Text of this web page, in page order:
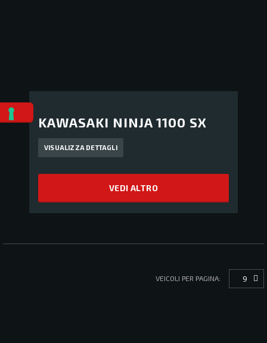
KAWASAKI NINJA 1100 SX
VISUALIZZA DETTAGLI
VEDI ALTRO
VEICOLI PER PAGINA: 9